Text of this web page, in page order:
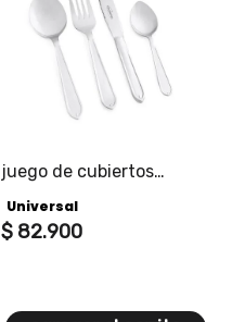
juego de cubiertos
Universal
$ 82.900